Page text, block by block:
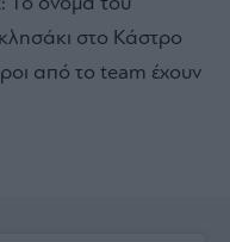
Το όνομα του
στο Κάστρο
από το team έχουν